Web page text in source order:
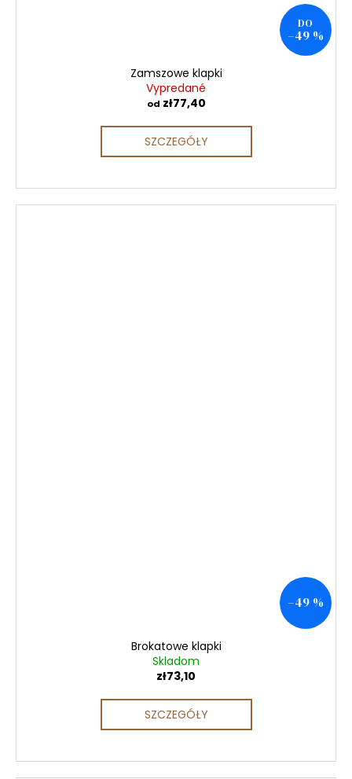
DO
–49 %
Zamszowe klapki
Vypredané
od zł77,40
SZCZEGÓŁY
–49 %
Brokatowe klapki
Skladom
zł73,10
SZCZEGÓŁY